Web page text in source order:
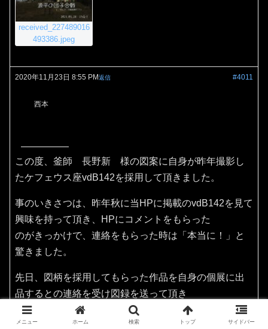
received_227489016
493386.jpeg
2020年11月23日 8:55 PM #4011
返信
西本
この度、釜師 長野新 様の図案に自身が昨年撮影し
たケフェウス座vdB142を採用して頂きました。
事のいきさつは、昨年秋に当HPに掲載のvdB142を見て
興味を持って頂き、HPにコメントをもらった
のがきっかけで、連絡をもらった時は「本当に！」と
驚きました。
先日、図柄を採用してもらった作品を自身の個展に出
品するとの連絡を受け図録を送って頂き
その作品を見てビックリ！てっきり陶器作品だと思っ
ておりましたが、なんと和銑釜（茶の湯釜）でした。
メニュー ホーム 検索 トップ サイドバー